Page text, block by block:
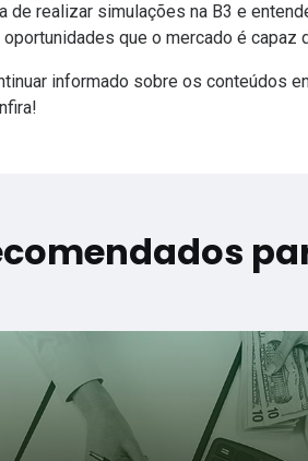
de realizar simulações na B3 e
que o mercado é capaz
informado sobre os conteúdos